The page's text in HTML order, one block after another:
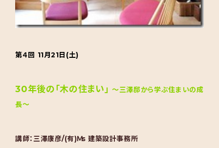
第４回 11月21日(土)
30年後の「木の住まい」 ～三澤邸から学ぶ住まいの成
長～
講師：三澤康彦/(有)Ｍs 建築設計事務所